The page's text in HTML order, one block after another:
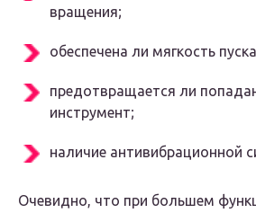
вращения;
обеспечена ли мягкость
предотвращается ли
инструмент;
наличие антивибрационной
Очевидно, что при большем